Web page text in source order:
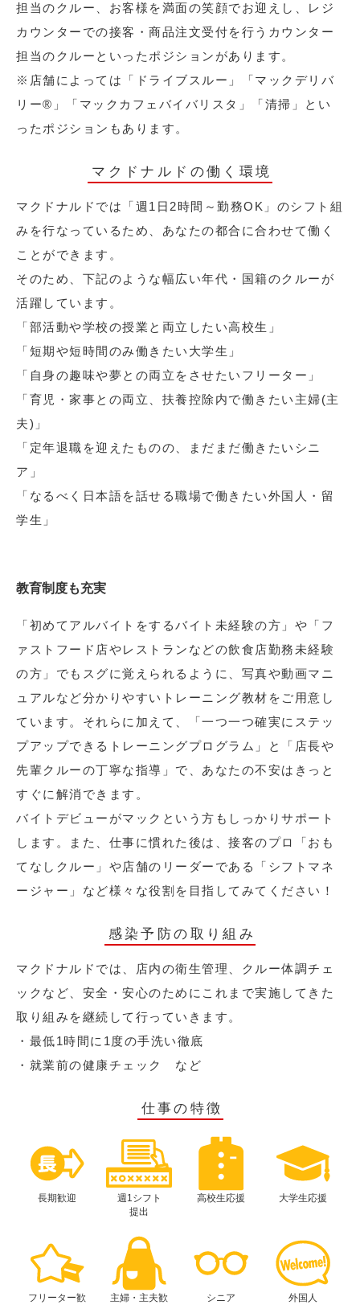
担当のクルー、お客様を満面の笑顔でお迎えし、レジ
カウンターでの接客・商品注文受付を行うカウンター
担当のクルーといったポジションがあります。
※店舗によっては「ドライブスルー」「マックデリバ
リー®︎」「マックカフェバイバリスタ」「清掃」とい
ったポジションもあります。
マクドナルドの働く環境
マクドナルドでは「週1日2時間～勤務OK」のシフト組
みを行なっているため、あなたの都合に合わせて働く
ことができます。
そのため、下記のような幅広い年代・国籍のクルーが
活躍しています。
「部活動や学校の授業と両立したい高校生」
「短期や短時間のみ働きたい大学生」
「自身の趣味や夢との両立をさせたいフリーター」
「育児・家事との両立、扶養控除内で働きたい主婦(主
夫)」
「定年退職を迎えたものの、まだまだ働きたいシニ
ア」
「なるべく日本語を話せる職場で働きたい外国人・留
学生」
教育制度も充実
「初めてアルバイトをするバイト未経験の方」や「フ
ァストフード店やレストランなどの飲食店勤務未経験
の方」でもスグに覚えられるように、写真や動画マニ
ュアルなど分かりやすいトレーニング教材をご用意し
ています。それらに加えて、「一つ一つ確実にステッ
プアップできるトレーニングプログラム」と「店長や
先輩クルーの丁寧な指導」で、あなたの不安はきっと
すぐに解消できます。
バイトデビューがマックという方もしっかりサポート
します。また、仕事に慣れた後は、接客のプロ「おも
てなしクルー」や店舗のリーダーである「シフトマネ
ージャー」など様々な役割を目指してみてください！
感染予防の取り組み
マクドナルドでは、店内の衛生管理、クルー体調チェ
ックなど、安全・安心のためにこれまで実施してきた
取り組みを継続して行っていきます。
・最低1時間に1度の手洗い徹底
・就業前の健康チェック など
仕事の特徴
長期歓迎
週1シフト
提出
高校生応援 大学生応援
フリーター歓
主婦・主夫歓
シニア
外国人